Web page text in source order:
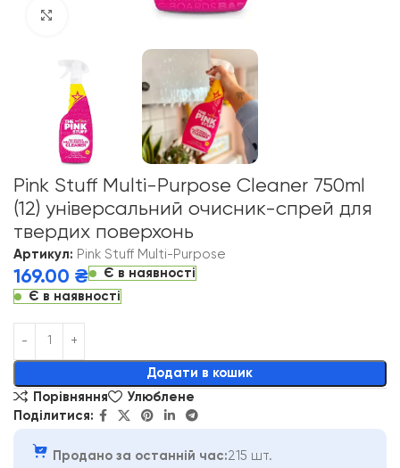
Click to enlarge
Pink Stuff Multi-Purpose Cleaner 750ml
(12) універсальний очисник-спрей для
твердих поверхонь
Артикул: Pink Stuff Multi-Purpose
169.00 ₴
Є в наявності
Є в наявності
Додати в кошик
Alternative:
Порівняння
Улюблене
Поділитися:
Продано за останній час:215 шт.